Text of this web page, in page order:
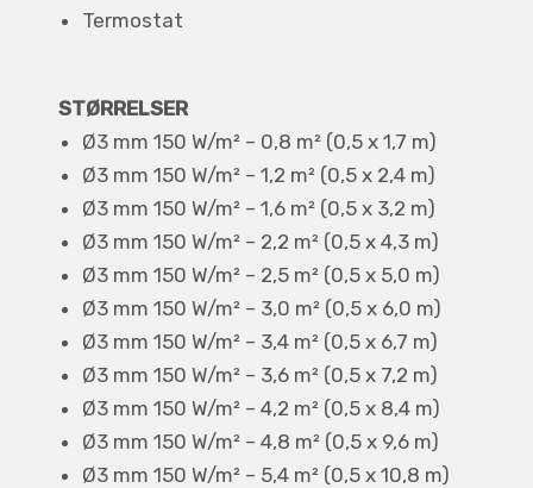
Termostat
STØRRELSER
Ø3 mm 150 W/m² – 0,8 m² (0,5 x 1,7 m)
Ø3 mm 150 W/m² – 1,2 m² (0,5 x 2,4 m)
Ø3 mm 150 W/m² – 1,6 m² (0,5 x 3,2 m)
Ø3 mm 150 W/m² – 2,2 m² (0,5 x 4,3 m)
Ø3 mm 150 W/m² – 2,5 m² (0,5 x 5,0 m)
Ø3 mm 150 W/m² – 3,0 m² (0,5 x 6,0 m)
Ø3 mm 150 W/m² – 3,4 m² (0,5 x 6,7 m)
Ø3 mm 150 W/m² – 3,6 m² (0,5 x 7,2 m)
Ø3 mm 150 W/m² – 4,2 m² (0,5 x 8,4 m)
Ø3 mm 150 W/m² – 4,8 m² (0,5 x 9,6 m)
Ø3 mm 150 W/m² – 5,4 m² (0,5 x 10,8 m)